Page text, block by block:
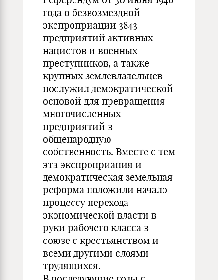
года о безвозмездной
экспроприации 3843
предприятий активных
нацистов и военных
преступников, а также
крупных землевладельцев
послужил демократической
основой для превращения
многочисленных
предприятий в
общенародную
собственность. Вместе с тем
эта экспроприация и
демократическая земельная
реформа положили начало
процессу перехода
экономической власти в
руки рабочего класса в
союзе с крестьянством и
всеми другими слоями
трудящихся.